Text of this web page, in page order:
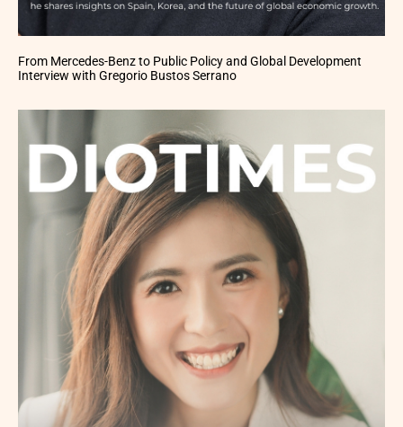
From Mercedes-Benz to Public Policy and Global Development
Interview with Gregorio Bustos Serrano